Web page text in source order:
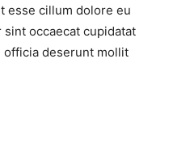
esse cillum dolore eu
occaecat cupidatat
officia deserunt mollit